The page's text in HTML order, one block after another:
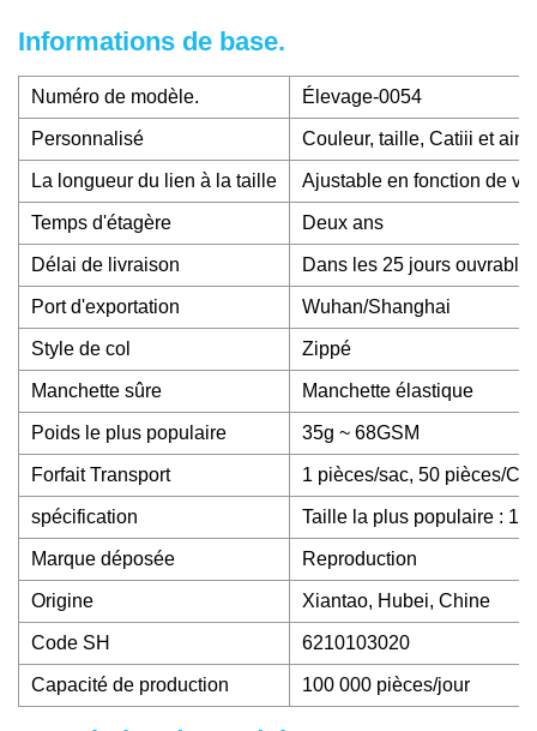
Informations de base.
Numéro de modèle. Élevage-0054
Personnalisé Couleur, taille, Catiii et
La longueur du lien à la taille Ajustable en fonction de
Temps d'étagère Deux ans
Délai de livraison Dans les 25 jours
Port d'exportation Wuhan/Shanghai
Style de col Zippé
Manchette sûre Manchette élastique
Poids le plus populaire 35g ~ 68GSM
Forfait Transport 1 pièces/sac, 50 pièces/
spécification Taille la plus populaire :
Marque déposée Reproduction
Origine Xiantao, Hubei, Chine
Code SH 6210103020
Capacité de production 100 000 pièces/jour